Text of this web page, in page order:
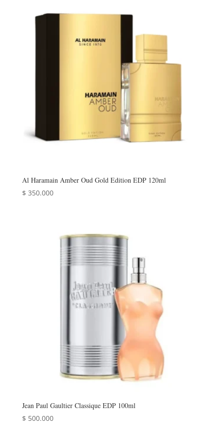
$ 310.000.$ 224.000.
Al Haramain Amber Oud Gold Edition EDP 120ml
$ 350.000
Jean Paul Gaultier Classique EDP 100ml
$ 500.000